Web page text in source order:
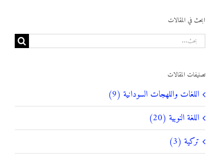
ابحث في المقالات
البحث
عن:
تصنيفات المقالات
اللغات واللهجات السودانية (9)
اللغة النوبية (20)
تركية (3)